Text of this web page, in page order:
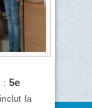
: 5e
la